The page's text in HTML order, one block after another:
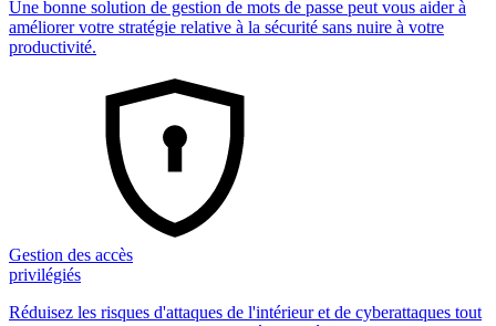
Une bonne solution de gestion de mots de passe peut vous aider à
améliorer votre stratégie relative à la sécurité sans nuire à votre
productivité.
Gestion des accès
privilégiés
Réduisez les risques d'attaques de l'intérieur et de cyberattaques tout